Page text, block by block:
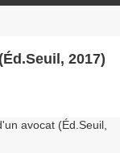
2017)